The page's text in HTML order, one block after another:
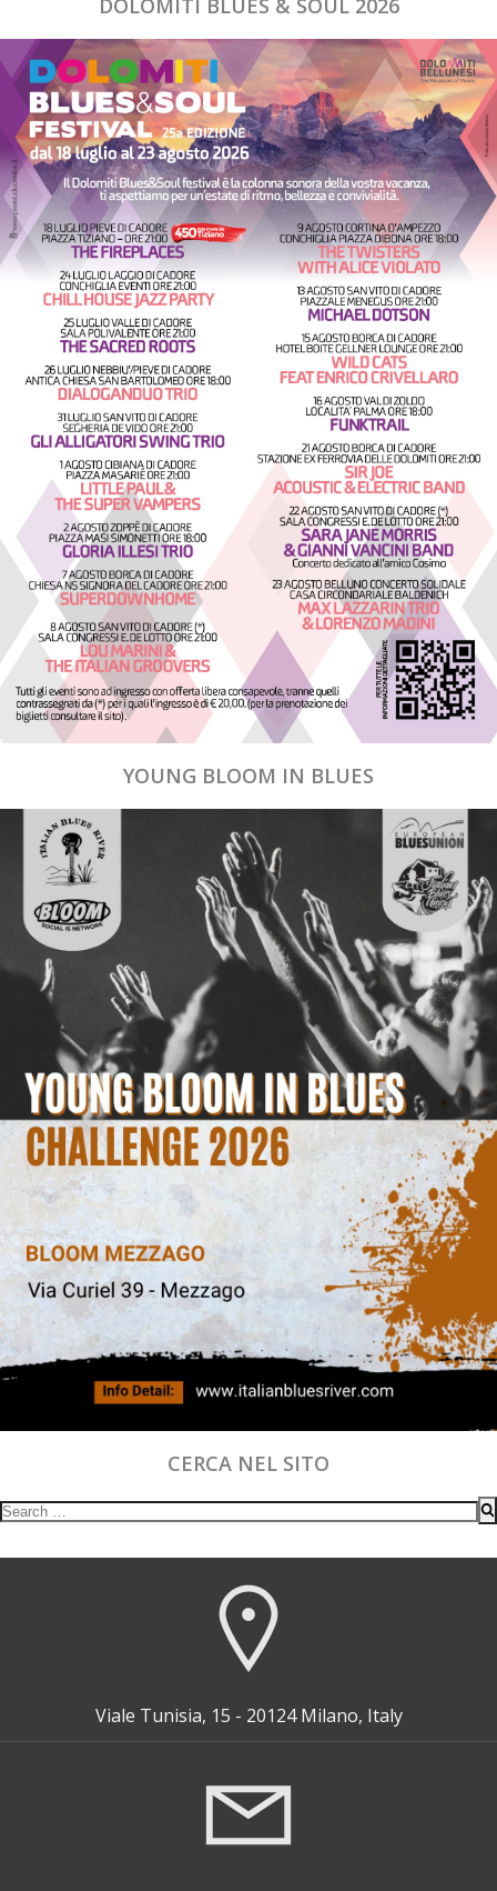
DOLOMITI BLUES & SOUL 2026
YOUNG BLOOM IN BLUES
CERCA NEL SITO
Search
Viale Tunisia, 15 - 20124 Milano, Italy